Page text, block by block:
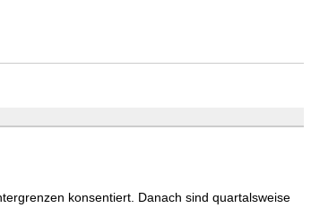
konsentiert. Danach sind quartalsweise